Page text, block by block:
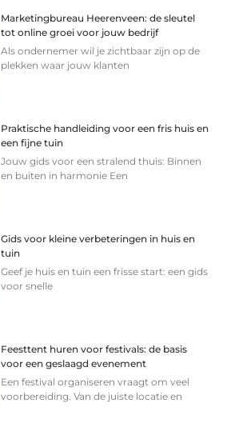
Marketingbureau Heerenveen: de sleutel
tot online groei voor jouw bedrijf
Als ondernemer wil je zichtbaar zijn op de
plekken waar jouw klanten
Praktische handleiding voor een fris huis en
een fijne tuin
Jouw gids voor een stralend thuis: Binnen
en buiten in harmonie Een
Gids voor kleine verbeteringen in huis en
tuin
Geef je huis en tuin een frisse start: een gids
voor snelle
Feesttent huren voor festivals: de basis
voor een geslaagd evenement
Een festival organiseren vraagt om veel
voorbereiding. Van de juiste locatie en